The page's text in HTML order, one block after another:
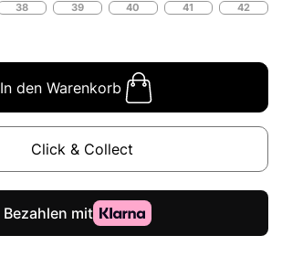
38 39 40 41
42
In den Warenkorb
Click & Collect